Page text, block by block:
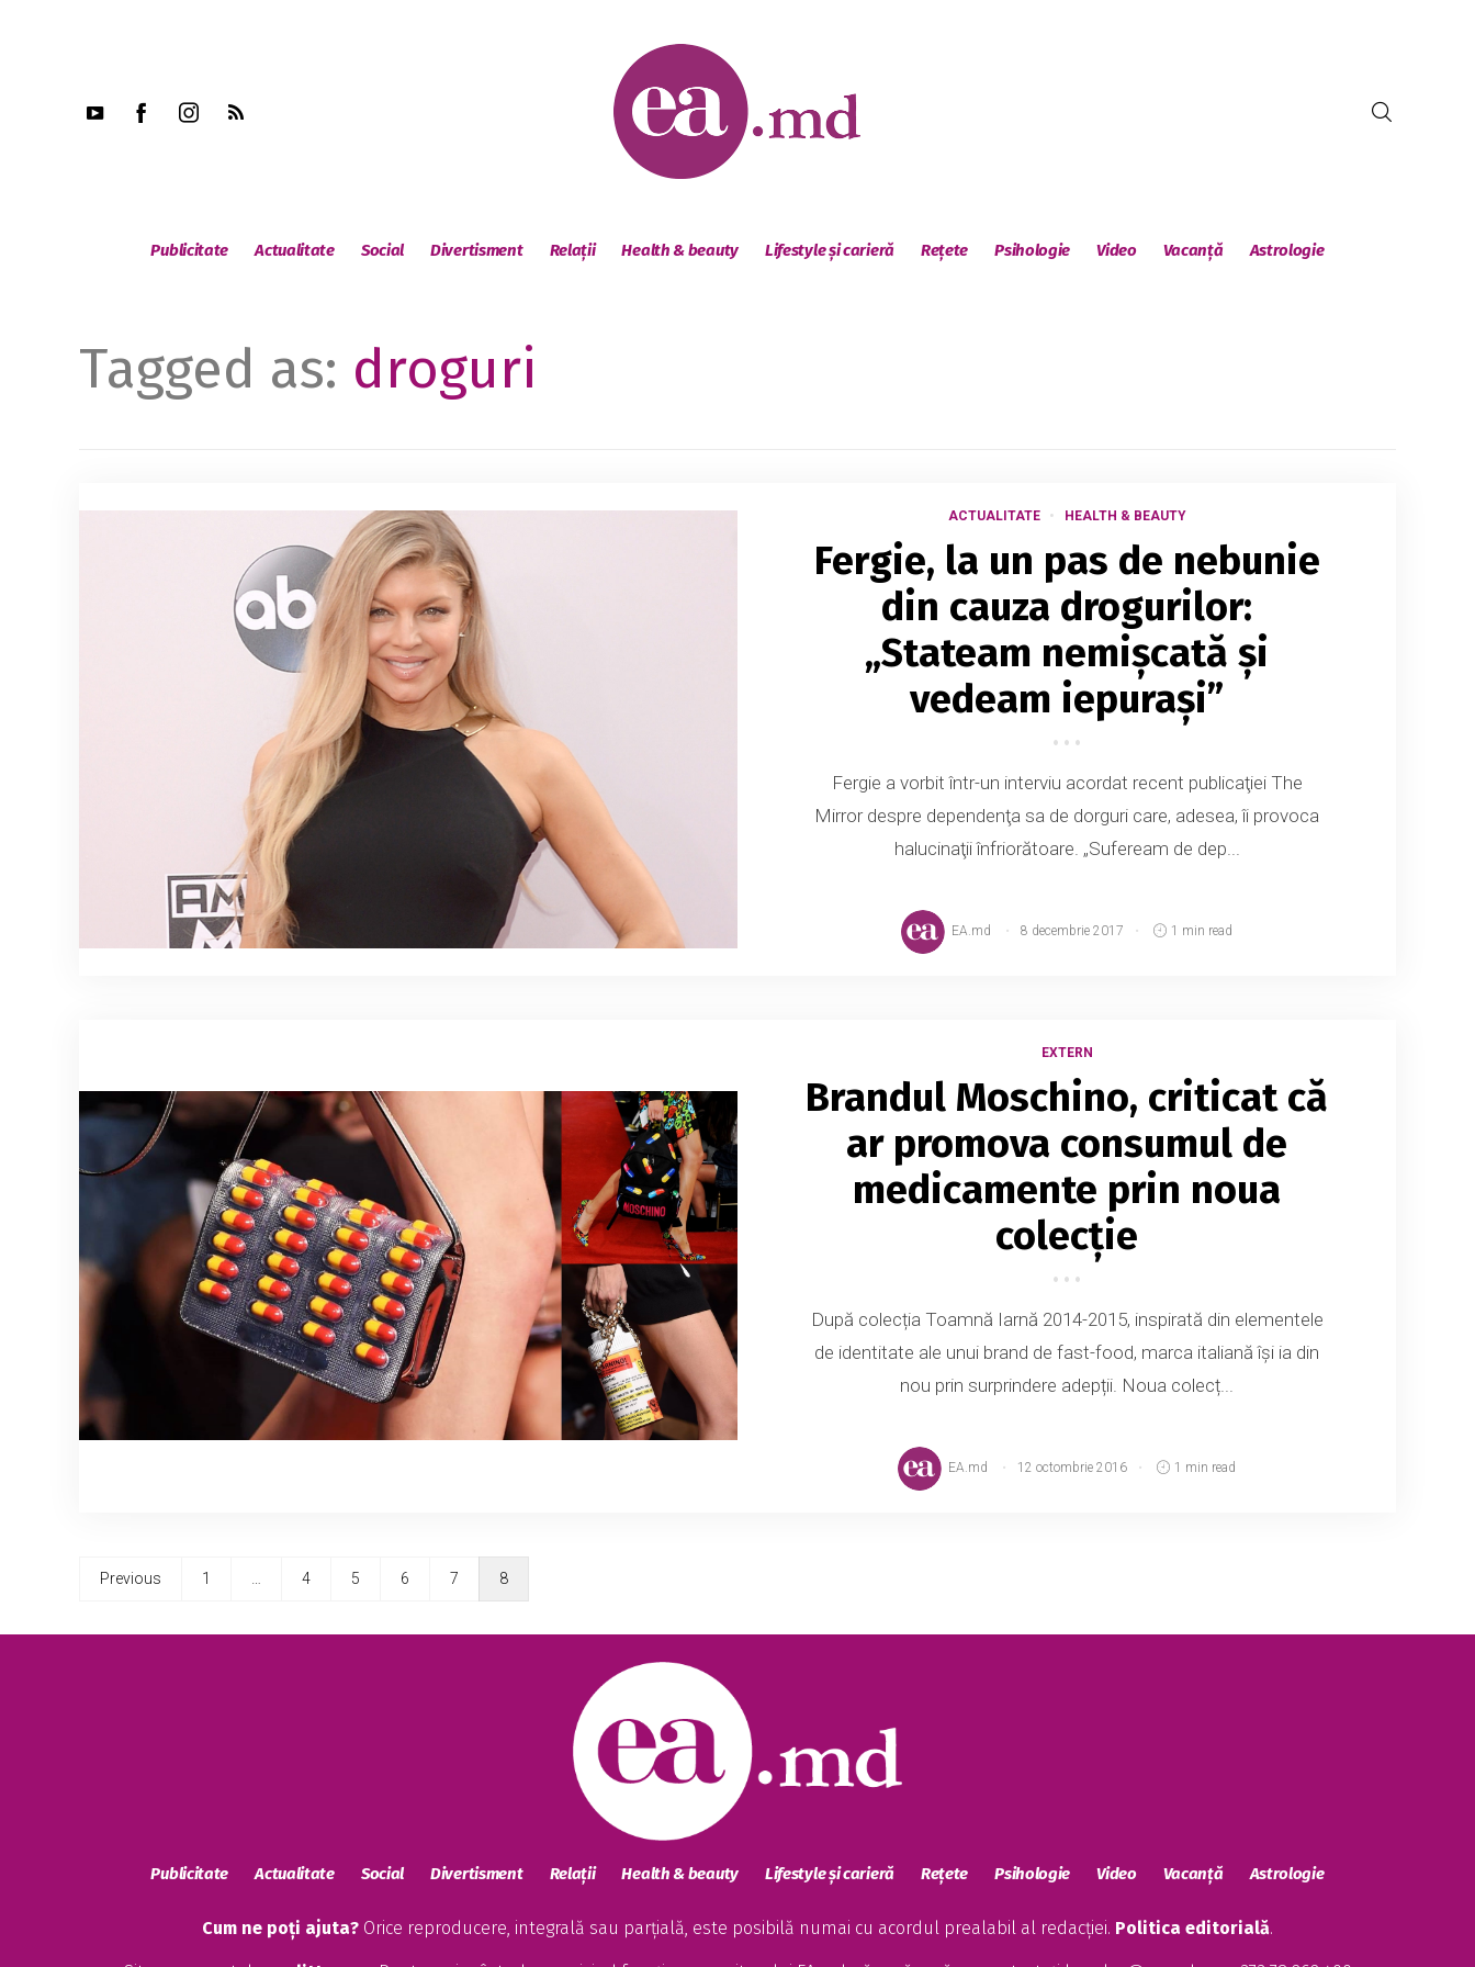
Publicitate Actualitate Social Divertisment Relații Health & beauty Lifestyle și carieră Rețete Psihologie Video Vacanță Astrologie
Tagged as: droguri
ACTUALITATE HEALTH & BEAUTY
Fergie, la un pas de nebunie
din cauza drogurilor:
„Stateam nemişcată şi
vedeam iepuraşi”
Fergie a vorbit într-un interviu acordat recent publicaţiei The
Mirror despre dependenţa sa de dorguri care, adesea, îi provoca
halucinaţii înfriorătoare. „Sufeream de dep...
EA.md 8 decembrie 2017 1 min read
EXTERN
Brandul Moschino, criticat că
ar promova consumul de
medicamente prin noua
colecție
După colecția Toamnă Iarnă 2014-2015, inspirată din elementele
de identitate ale unui brand de fast-food, marca italiană își ia din
nou prin surprindere adepții. Noua colecț...
EA.md 12 octombrie 2016 1 min read
Previous 1 4 5 6 7 8
Publicitate Actualitate Social Divertisment Relații Health & beauty Lifestyle și carieră Rețete Psihologie Video Vacanță Astrologie
Cum ne poți ajuta? Orice reproducere, integrală sau parțială, este posibilă numai cu acordul prealabil al redacției. Politica editorială.